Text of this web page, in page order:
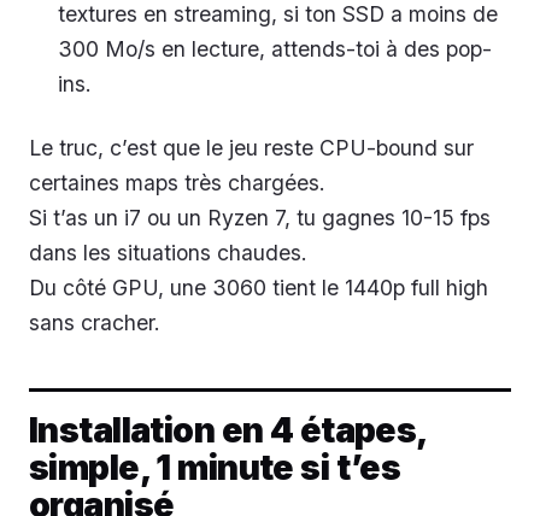
textures en streaming, si ton SSD a moins de
300 Mo/s en lecture, attends-toi à des pop-
ins.
Le truc, c’est que le jeu reste CPU-bound sur
certaines maps très chargées.
Si t’as un i7 ou un Ryzen 7, tu gagnes 10-15 fps
dans les situations chaudes.
Du côté GPU, une 3060 tient le 1440p full high
sans cracher.
Installation en 4 étapes,
simple, 1 minute si t’es
organisé